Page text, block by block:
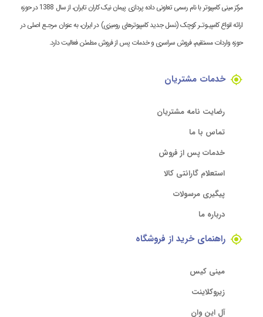
مرکز مینی کامپیوتر با نام رسمی تعاونی داده پردازی پیمان نیک کاران تابران، از سال 1388 در حوزه
ارائه انواع کامپیـوتـر کوچک (نسل جدید کامپیوترهای رومیزی) در ایران، به عنوان مرجـع اصلی در
حوزه واردات مستقیم، فروش سراسری و خدمات پس از فروش مطمئن فعالیت دارد.
خدمات مشتریان
رضایت نامه مشتریان
تماس با ما
خدمات پس از فروش
استعلام گارانتی کالا
پیگیری مرسولات
درباره ما
راهنمای خرید از فروشگاه
مینی کیس
زیروکلاینت
آل این وان